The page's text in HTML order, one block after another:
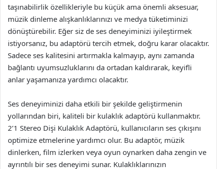
taşınabilirlik özellikleriyle bu küçük ama önemli aksesuar,
müzik dinleme alışkanlıklarınızı ve medya tüketiminizi
dönüştürebilir. Eğer siz de ses deneyiminizi iyileştirmek
istiyorsanız, bu adaptörü tercih etmek, doğru karar olacaktır.
Sadece ses kalitesini artırmakla kalmayıp, aynı zamanda
bağlantı uyumsuzluklarını da ortadan kaldırarak, keyifli
anlar yaşamanıza yardımcı olacaktır.
Ses deneyiminizi daha etkili bir şekilde geliştirmenin
yollarından biri, kaliteli bir kulaklık adaptörü kullanmaktır.
2’1 Stereo Dişi Kulaklık Adaptörü, kullanıcıların ses çıkışını
optimize etmelerine yardımcı olur. Bu adaptör, müzik
dinlerken, film izlerken veya oyun oynarken daha zengin ve
ayrıntılı bir ses deneyimi sunar. Kulaklıklarınızın